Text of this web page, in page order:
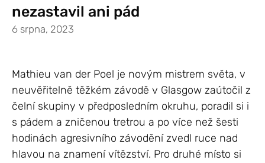
nezastavil ani pád
6 srpna, 2023
Mathieu van der Poel je novým mistrem světa, v
neuvěřitelně těžkém závodě v Glasgow zaútočil z
čelní skupiny v předposledním okruhu, poradil si i
s pádem a zničenou tretrou a po více než šesti
hodinách agresivního závodění zvedl ruce nad
hlavou na znamení vítězství. Pro druhé místo si